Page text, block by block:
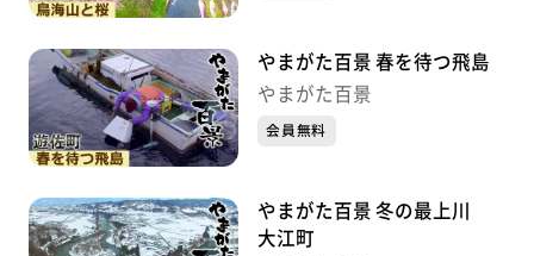
やまがた百景 春を待つ飛島
やまがた百景
会員無料
やまがた百景 冬の最上川
大江町